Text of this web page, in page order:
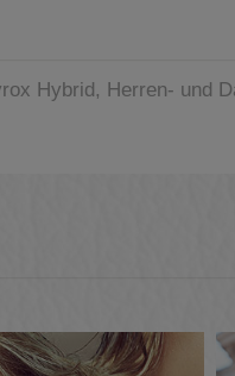
Hybrid, Herren- und